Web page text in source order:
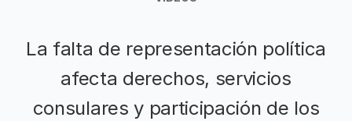
La falta de representación política
afecta derechos, servicios
consulares y participación de los